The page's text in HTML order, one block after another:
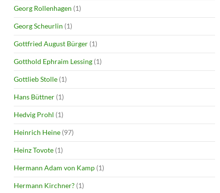
Georg Rollenhagen (1)
Georg Scheurlin (1)
Gottfried August Bürger (1)
Gotthold Ephraim Lessing (1)
Gottlieb Stolle (1)
Hans Büttner (1)
Hedvig Prohl (1)
Heinrich Heine (97)
Heinz Tovote (1)
Hermann Adam von Kamp (1)
Hermann Kirchner? (1)